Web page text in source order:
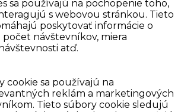
sa používajú na pochopenie toho,
s webovou stránkou. Tieto
poskytovať informácie o
návštevníkov, miera
atď.
cookie sa používajú na
reklám a marketingových
Tieto súbory cookie sledujú